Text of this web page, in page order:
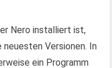
Nero installiert ist,
Versionen. In
ein Programm